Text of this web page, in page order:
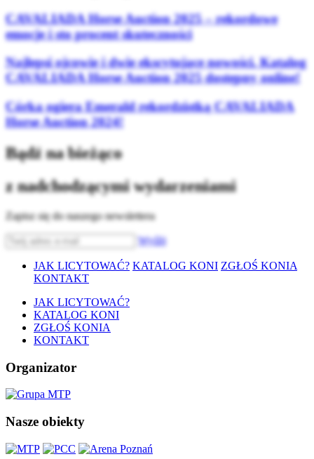
CAVALIADA Horse Auction 2025 – rekordowe
emocje i sto procent skuteczności
Najlepsi ojcowie i dwie ekscytujące nowości. Katalog
CAVALIADA Horse Auction 2025 dostępny online!
Córka ogiera Emerald rekordzistką CAVALIADA
Horse Auction 2024!
Bądź na bieżąco
z nadchodzącymi wydarzeniami
Zapisz się do naszego newslettera
Wyślij
JAK LICYTOWAĆ? KATALOG KONI ZGŁOŚ KONIA
KONTAKT
JAK LICYTOWAĆ?
KATALOG KONI
ZGŁOŚ KONIA
KONTAKT
Organizator
Nasze obiekty